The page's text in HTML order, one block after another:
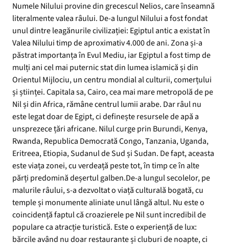
Numele Nilului provine din grecescul Nelios, care înseamnă
literalmente valea râului. De-a lungul Nilului a fost fondat
unul dintre leagănurile civilizației: Egiptul antic a existat în
Valea Nilului timp de aproximativ 4.000 de ani. Zona și-a
păstrat importanța în Evul Mediu, iar Egiptul a fost timp de
mulți ani cel mai puternic stat din lumea islamică și din
Orientul Mijlociu, un centru mondial al culturii, comerțului
și științei. Capitala sa, Cairo, cea mai mare metropolă de pe
Nil și din Africa, rămâne centrul lumii arabe. Dar râul nu
este legat doar de Egipt, ci definește resursele de apă a
unsprezece țări africane. Nilul curge prin Burundi, Kenya,
Rwanda, Republica Democrată Congo, Tanzania, Uganda,
Eritreea, Etiopia, Sudanul de Sud și Sudan. De fapt, aceasta
este viața zonei, cu verdeață peste tot, în timp ce în alte
părți predomină deșertul galben.De-a lungul secolelor, pe
malurile râului, s-a dezvoltat o viață culturală bogată, cu
temple și monumente aliniate unul lângă altul. Nu este o
coincidență faptul că croazierele pe Nil sunt incredibil de
populare ca atracție turistică. Este o experiență de lux:
bărcile având nu doar restaurante și cluburi de noapte, ci